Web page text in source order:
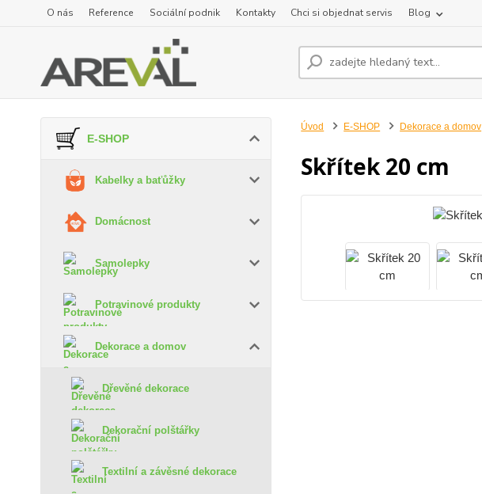
O nás Reference Sociální podnik Kontakty Chci si objednat servis Blog
E-SHOP
Kabelky a baťůžky
Domácnost
Samolepky
Potravinové produkty
Dekorace a domov
Dřevěné dekorace
Dekorační polštářky
Textilní a závěsné dekorace
Úvod E-SHOP Dekorace a domov
Skřítek 20 cm